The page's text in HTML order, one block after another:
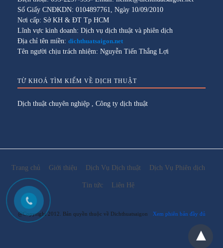
Số Giấy CNĐKDN: 0104897761, Ngày 10/09/2010
Nơi cấp: Sở KH & ĐT Tp HCM
Lĩnh vực kinh doanh: Dịch vụ dịch thuật và phiên dịch
Địa chỉ tên miền: dichthuatsaigon.net
Tên người chịu trách nhiệm: Nguyễn Tiến Thắng Lợi
TỪ KHOÁ TÌM KIẾM VỀ DỊCH THUẬT
Dịch thuật chuyên nghiệp Công ty dịch thuật
Trang chủ Giới thiệu Dịch Vụ Dịch thuật Dịch Vụ Phiên dịch
Tin tức Liên Hệ
@Copyright 2012. Bản quyền thuộc về Dichthuatsaigon Xem phiên bản đầy đủ